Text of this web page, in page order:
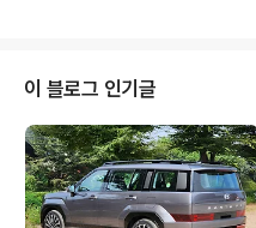
이 블로그 인기글